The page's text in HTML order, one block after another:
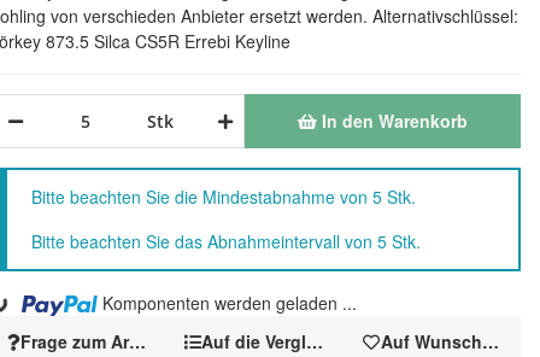
von verschieden Anbieter ersetzt werden. Alternativschlüssel:
873.5 Silca CS5R Errebi Keyline
Frage zum Artikel Auf die VergleichslisteAuf Wunschzettel
Stk In den Warenkorb
x
Bitte beachten Sie die Mindestabnahme von 5 Stk.
Bitte beachten Sie das Abnahmeintervall von 5 Stk.
Komponenten werden geladen ...